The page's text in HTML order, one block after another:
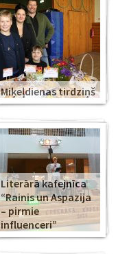
Miķeļdienas tirdziņš
Literārā kafejnīca
“Rainis un Aspazija
– pirmie
influenceri”